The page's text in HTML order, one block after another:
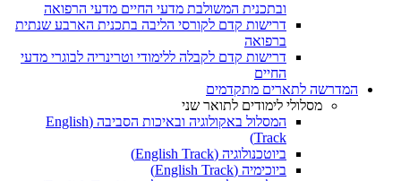
ובתכנית המשולבת מדעי החיים מדעי הרפואה
דרישות קדם לקורסי הליבה בתכנית הארבע שנתית
ברפואה
דרישות קדם לקבלה ללימודי וטרינריה לבוגרי מדעי
החיים
המדרשה לתארים מתקדמים
מסלולי לימודים לתואר שני
המסלול באקולוגיה ובאיכות הסביבה (English
Track)
ביוטכנולוגיה (English Track)
ביוכימיה (English Track)